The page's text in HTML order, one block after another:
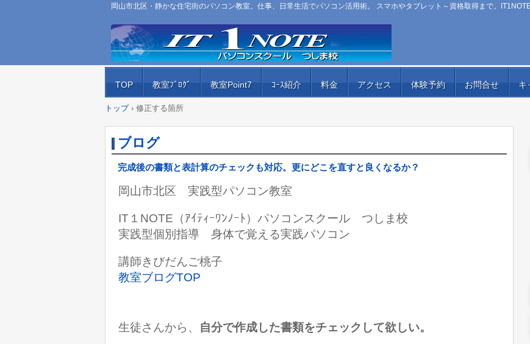
岡山市北区・静かな住宅街のパソコン教室。仕事、日常生活でパソコン活用術。 スマホやタブレット～資格取得まで。
TOP 教室ﾌﾞﾛｸﾞ 教室Point7 ｺｰｽ紹介 料金 アクセス 体験予約 お問合せ キ
トップ› 修正する箇所
ブログ
完成後の書類と表計算のチェックも対応。更にどこを直すと良くなるか？
岡山市北区 実践型パソコン教室
IT１NOTE（ｱｲﾃｨｰﾜﾝﾉｰﾄ）パソコンスクール つしま校
実践型個別指導 身体で覚える実践パソコン
講師きびだんご桃子
教室ブログTOP
生徒さんから、 自分で作成した書類をチェックして欲しい。